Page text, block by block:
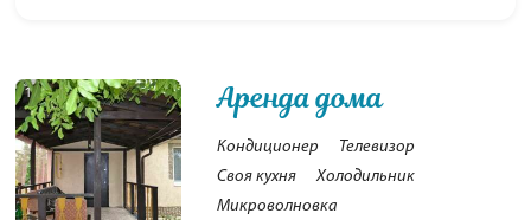
1 Аренда дома
Кондиционер
Телевизор
Своя кухня
Холодильник
Микроволновка